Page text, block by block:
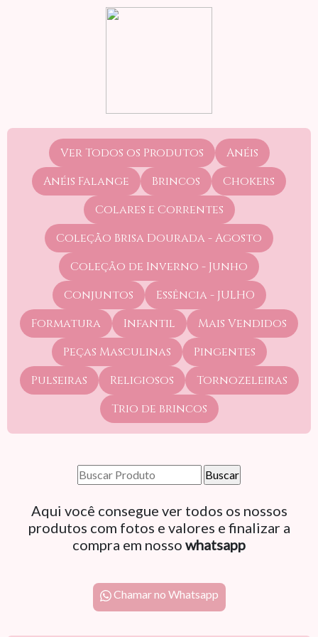
Ver Todos os Produtos
Anéis
Anéis Falange
Brincos
Chokers
Colares e Correntes
Coleção Brisa Dourada - Agosto
Coleção de Inverno - Junho
Conjuntos
Essência - JULHO
Formatura
Infantil
Mais Vendidos
Peças Masculinas
Pingentes
Pulseiras
Religiosos
Tornozeleiras
Trio de brincos
Aqui você consegue ver todos os nossos
produtos com fotos e valores e finalizar a
compra em nosso whatsapp
Chamar no Whatsapp